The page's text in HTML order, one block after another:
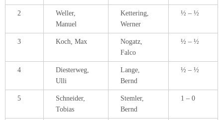
2
Weller,
Manuel
Kettering,
Werner
½ – ½
3 Koch, Max
Nogatz,
Falco
½ – ½
4
Diesterweg,
Ulli
Lange,
Bernd
½ – ½
5
Schneider,
Tobias
Stemler,
Bernd
1 – 0